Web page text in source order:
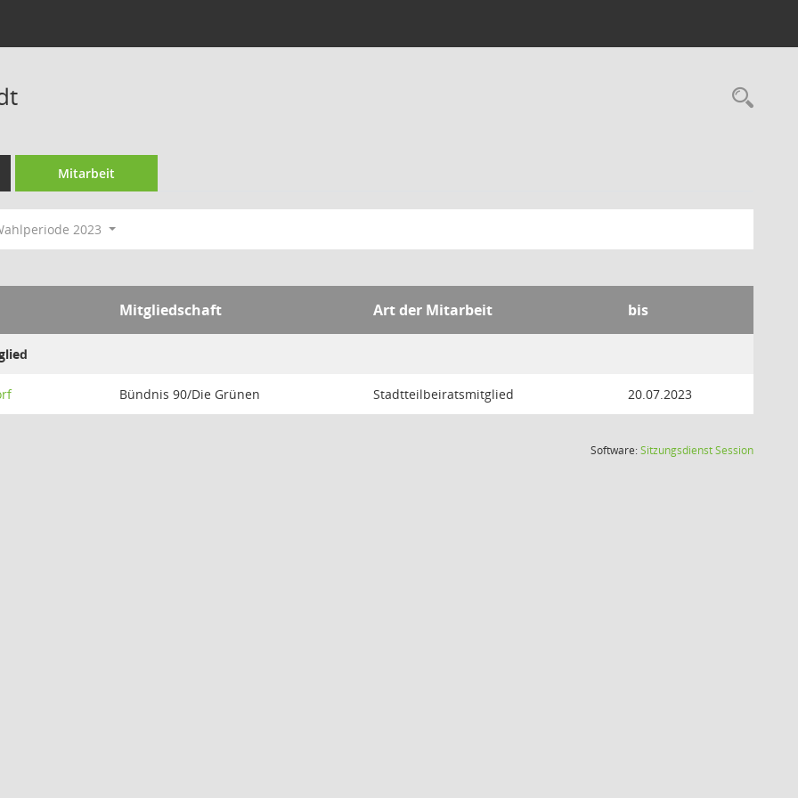
Mitarbeit
2023
Mitgliedschaft Art der Mitarbeit bis
Bündnis 90/Die Grünen Stadtteilbeiratsmitglied 20.07.2023
Software:SitzungsdienstSession(Wird in